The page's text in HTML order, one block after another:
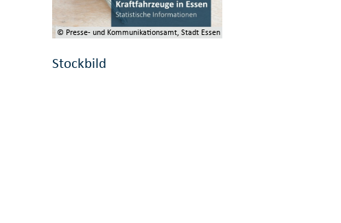
© Presse- und Kommunikationsamt, Stadt Essen
Stockbild